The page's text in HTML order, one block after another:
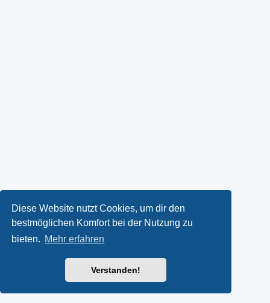
Diese Website nutzt Cookies, um dir den
bestmöglichen Komfort bei der Nutzung zu
bieten. Mehr erfahren
Verstanden!